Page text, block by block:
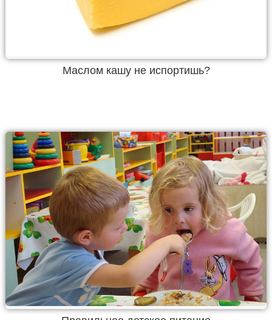
Маслом кашу не испортишь?